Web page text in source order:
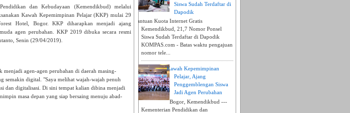
dan Kebudayaan (Kemendikbud) melalui
Kawah Kepemimpinan Pelajar (KKP) mulai 29
Hotel, Bogor. KKP diharapkan menjadi ajang
agen perubahan. KKP 2019 dibuka secara resmi
Senin (29/04/2019).
menjadi agen-agen perubahan di daerah masing-
semakin digital. "Saya melihat wajah-wajah penuh
dan digitalisasi. Di sini tempat kalian dibina menjadi
masa depan yang siap bersaing menuju abad-
Siswa Sudah Terdaftar di
Dapodik
Bantuan Kuota Internet Gratis
Kemendikbud, 21,7 Nomor Ponsel
Siswa Sudah Terdaftar di Dapodik
KOMPAS.com - Batas waktu pengajuan
nomor tele...
Kawah Kepemimpinan
Pelajar, Ajang
Penggemblengan Siswa
Jadi Agen Perubahan
Bogor, Kemendikbud ---
Kementerian Pendidikan dan